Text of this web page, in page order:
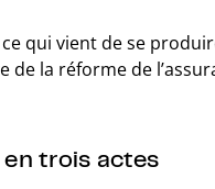
qui vient de se
de la réforme de
trois actes